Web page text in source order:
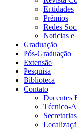
Entidades
Prêmios
Redes
Noticias e
Graduação
Pós-Graduação
Extensão
Pesquisa
Biblioteca
Contato
Docentes
Técnico-